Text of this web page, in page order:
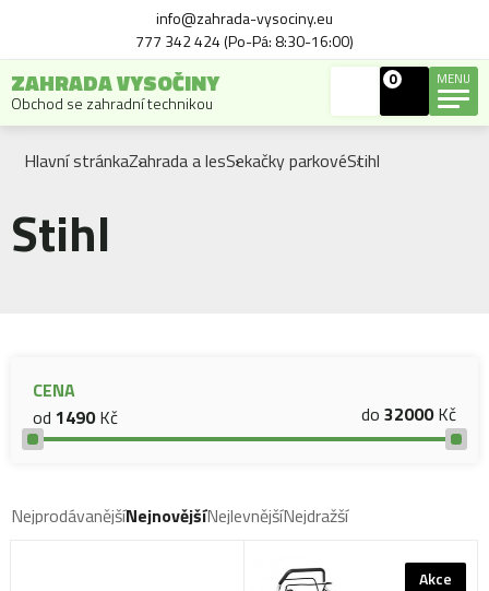
info@zahrada-vysociny.eu
777 342 424 (Po-Pá: 8:30-16:00)
ZAHRADA VYSOČINY
Obchod se zahradní technikou
0 MENU
Hlavní stránkaZahrada a lesSekačky parkovéStihl
Stihl
CENA
od 1490Kč do 32000Kč
NejprodávanějšíNejnovějšíNejlevnějšíNejdražší
Akce